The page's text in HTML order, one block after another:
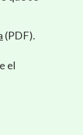
(PDF).
el